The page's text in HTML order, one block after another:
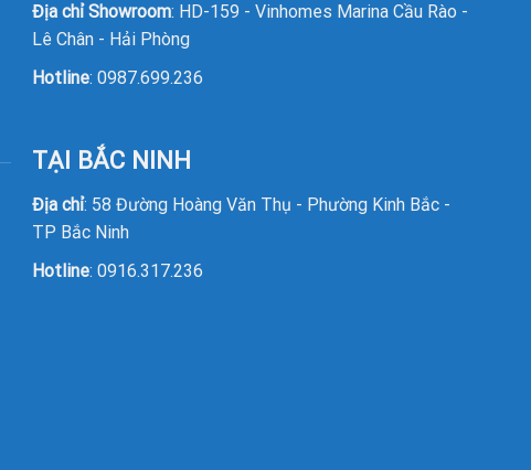
Địa chỉ Showroom: HD-159 - Vinhomes Marina Cầu Rào -
Lê Chân - Hải Phòng
Hotline:0987.699.236
TẠI BẮC NINH
Địa chỉ: 58 Đường Hoàng Văn Thụ - Phường Kinh Bắc -
TP Bắc Ninh
Hotline: 0916.317.236